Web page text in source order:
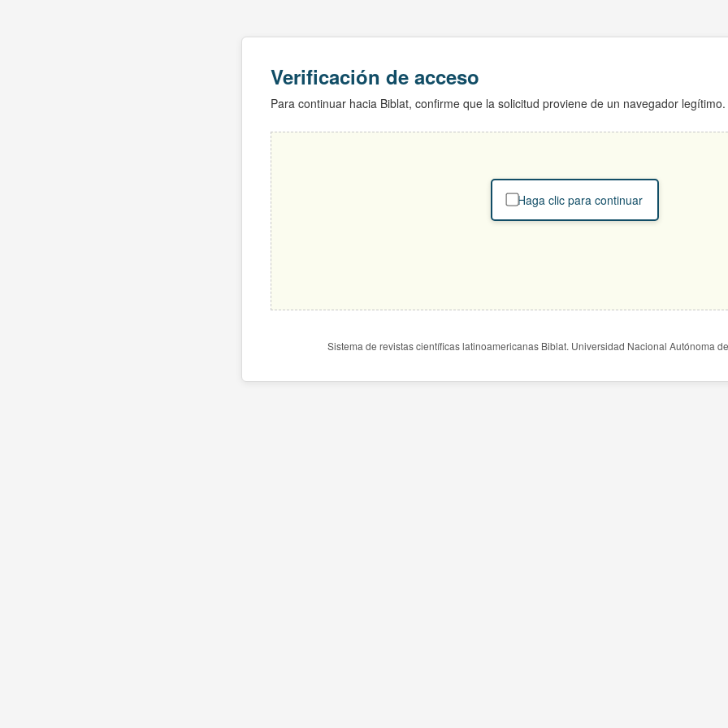
Verificación de acceso
Para continuar hacia Biblat, confirme que la solicitud proviene de un navegador legítimo.
Haga clic para continuar
Sistema de revistas científicas latinoamericanas Biblat. Universidad Nacional Autónoma